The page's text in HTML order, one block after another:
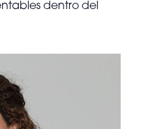
dentro del